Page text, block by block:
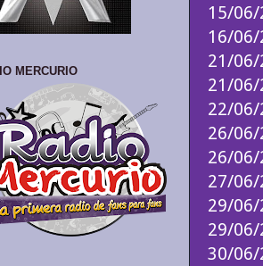
15/
16/
21/
21/
22/
26/
26/
27/
29/
29/
30/
MERCURIO